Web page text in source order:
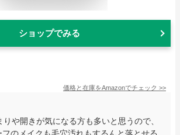
ショップでみる
価格と在庫をAmazonでチェック >>
や開きが気になる方も多いと思うので、